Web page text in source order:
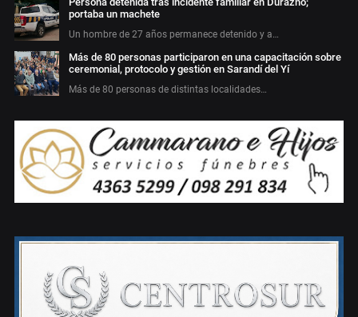
portaba un machete
Un hombre de 27 años permanece detenido y a…
Más de 80 personas participaron en una capacitación sobre
ceremonial, protocolo y gestión en Sarandí del Yí
Más de 80 personas de distintas localidades…